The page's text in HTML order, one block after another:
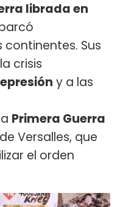
librada en
Sus
crisis
y a las
Primera Guerra
Versalles, que
el orden